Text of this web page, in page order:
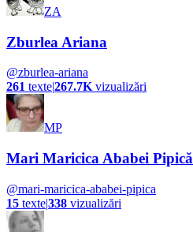
ZA
Zburlea Ariana
@zburlea-ariana
261 texte|267.7K vizualizări
MP
Mari Maricica Ababei Pipică
@mari-maricica-ababei-pipica
15 texte|338 vizualizări